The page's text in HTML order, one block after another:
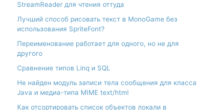
StreamReader для чтения оттуда
Лучший способ рисовать текст в MonoGame без
использования SpriteFont?
Переименование работает для одного, но не для
другого
Сравнение типов Linq и SQL
Не найден модуль записи тела сообщения для класса
Java и медиа-типа MIME text/html
Как отсортировать список объектов локали в